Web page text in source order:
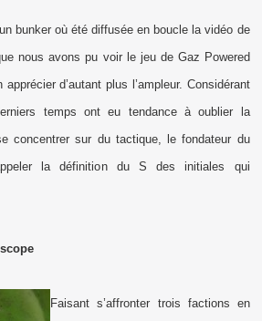
bunker où été diffusée en boucle la vidéo de
nous avons pu voir le jeu de Gaz Powered
d’autant plus l’ampleur. Considérant
temps ont eu tendance à oublier la
concentrer sur du tactique, le fondateur du
la définition du S des initiales qui
Faisant s’affronter trois factions en